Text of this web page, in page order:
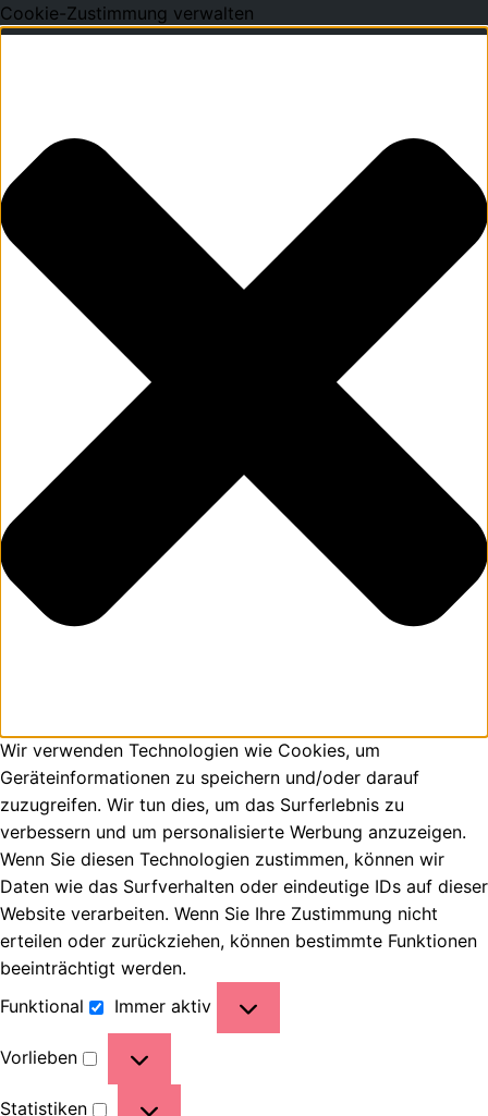
Cookie-Zustimmung verwalten
Wir verwenden Technologien wie Cookies, um
Geräteinformationen zu speichern und/oder darauf
zuzugreifen. Wir tun dies, um das Surferlebnis zu
verbessern und um personalisierte Werbung anzuzeigen.
Wenn Sie diesen Technologien zustimmen, können wir
Daten wie das Surfverhalten oder eindeutige IDs auf dieser
Website verarbeiten. Wenn Sie Ihre Zustimmung nicht
erteilen oder zurückziehen, können bestimmte Funktionen
beeinträchtigt werden.
Funktional
Immer aktiv
Vorlieben
Statistiken